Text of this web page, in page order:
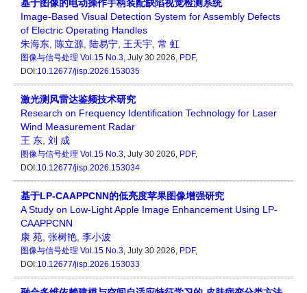
基于图像的电动操作手柄装配缺陷视觉检测系统
Image-Based Visual Detection System for Assembly Defects
of Electric Operating Handles
朱海东
陈立源 陆易宁 王天宇 常 虹
图像与信号处理 Vol.15 No.3, July 30 2026, PDF,
DOI:10.12677/jisp.2026.153035
激光测风雷达鉴频技术研究
Research on Frequency Identification Technology for Laser
Wind Measurement Radar
王 东 刘 成
图像与信号处理 Vol.15 No.3, July 30 2026, PDF,
DOI:10.12677/jisp.2026.153034
基于LP-CAAPPCNN的低亮度苹果图像增强研究
A Study on Low-Light Apple Image Enhancement Using LP-
CAAPPCNN
康 苑 张树艳 李小波
图像与信号处理 Vol.15 No.3, July 30 2026, PDF,
DOI:10.12677/jisp.2026.153033